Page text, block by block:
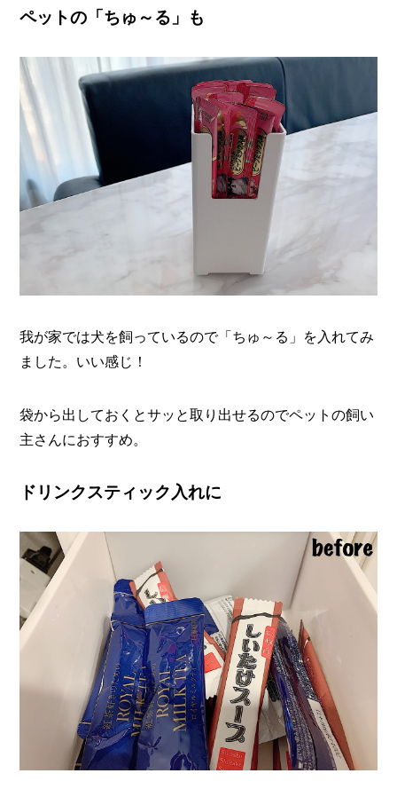
ペットの「ちゅ～る」も
我が家では犬を飼っているので「ちゅ～る」を入れてみ
ました。いい感じ！
袋から出しておくとサッと取り出せるのでペットの飼い
主さんにおすすめ。
ドリンクスティック入れに